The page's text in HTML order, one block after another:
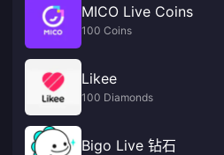
MICO Live Coins
100 Coins
Likee
100 Diamonds
Bigo Live 钻石